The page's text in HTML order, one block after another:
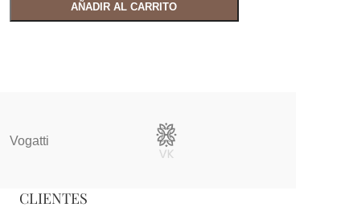
AÑADIR AL CARRITO
Vogatti
CLIENTES